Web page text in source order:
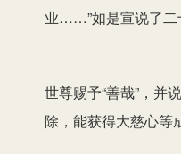
业……”如是宣说了二
世尊赐予“善哉”，并
除，能获得大慈心等